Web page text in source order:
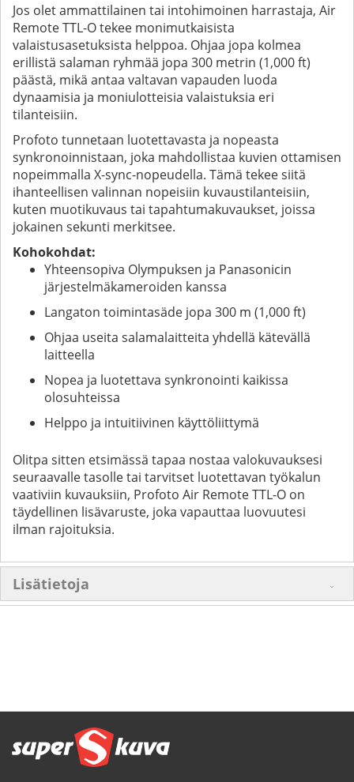
Jos olet ammattilainen tai intohimoinen harrastaja, Air
Remote TTL-O tekee monimutkaisista
valaistusasetuksista helppoa. Ohjaa jopa kolmea
erillistä salaman ryhmää jopa 300 metrin (1,000 ft)
päästä, mikä antaa valtavan vapauden luoda
dynaamisia ja moniulotteisia valaistuksia eri
tilanteisiin.
Profoto tunnetaan luotettavasta ja nopeasta
synkronoinnistaan, joka mahdollistaa kuvien ottamisen
nopeimmalla X-sync-nopeudella. Tämä tekee siitä
ihanteellisen valinnan nopeisiin kuvaustilanteisiin,
kuten muotikuvaus tai tapahtumakuvaukset, joissa
jokainen sekunti merkitsee.
Kohokohdat:
Yhteensopiva Olympuksen ja Panasonicin
järjestelmäkameroiden kanssa
Langaton toimintasäde jopa 300 m (1,000 ft)
Ohjaa useita salamalaitteita yhdellä kätevällä
laitteella
Nopea ja luotettava synkronointi kaikissa
olosuhteissa
Helppo ja intuitiivinen käyttöliittymä
Olitpa sitten etsimässä tapaa nostaa valokuvauksesi
seuraavalle tasolle tai tarvitset luotettavan työkalun
vaativiin kuvauksiin, Profoto Air Remote TTL-O on
täydellinen lisävaruste, joka vapauttaa luovuutesi
ilman rajoituksia.
Lisätietoja